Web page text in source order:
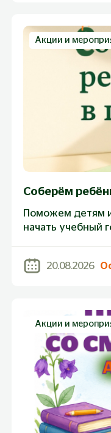
Акции и
Соберём
Поможем детям
начать учебный
20.08.2026
Акции и